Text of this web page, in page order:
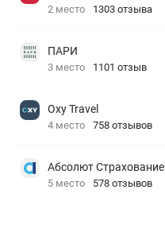
2 место 1303 отзыва
ПАРИ
3 место 1101 отзыв
Oxy Travel
4 место 758 отзывов
Абсолют Страхование
5 место 578 отзывов